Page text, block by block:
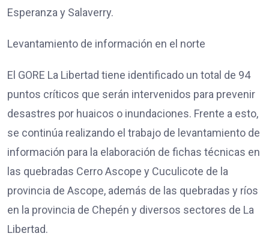
Esperanza y Salaverry.
Levantamiento de información en el norte
El GORE La Libertad tiene identificado un total de 94
puntos críticos que serán intervenidos para prevenir
desastres por huaicos o inundaciones. Frente a esto,
se continúa realizando el trabajo de levantamiento de
información para la elaboración de fichas técnicas en
las quebradas Cerro Ascope y Cuculicote de la
provincia de Ascope, además de las quebradas y ríos
en la provincia de Chepén y diversos sectores de La
Libertad.